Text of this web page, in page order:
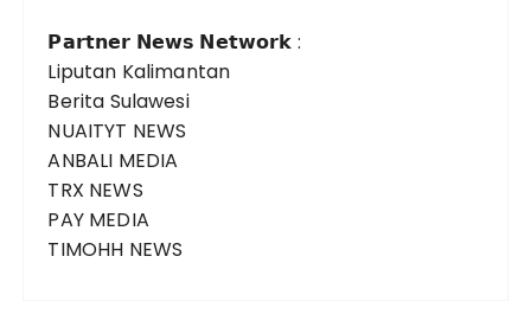
𝗣𝗮𝗿𝘁𝗻𝗲𝗿 𝗡𝗲𝘄𝘀 𝗡𝗲𝘁𝘄𝗼𝗿𝗸 :
Liputan Kalimantan
Berita Sulawesi
NUAITYT NEWS
ANBALI MEDIA
TRX NEWS
PAY MEDIA
TIMOHH NEWS